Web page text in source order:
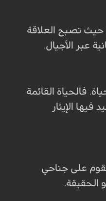
حيث تصبح العلاقة
عبر الأجيال.
فالحياة القائمة
فيها الإيثار
تقوم على جناحي
الحقيقة.